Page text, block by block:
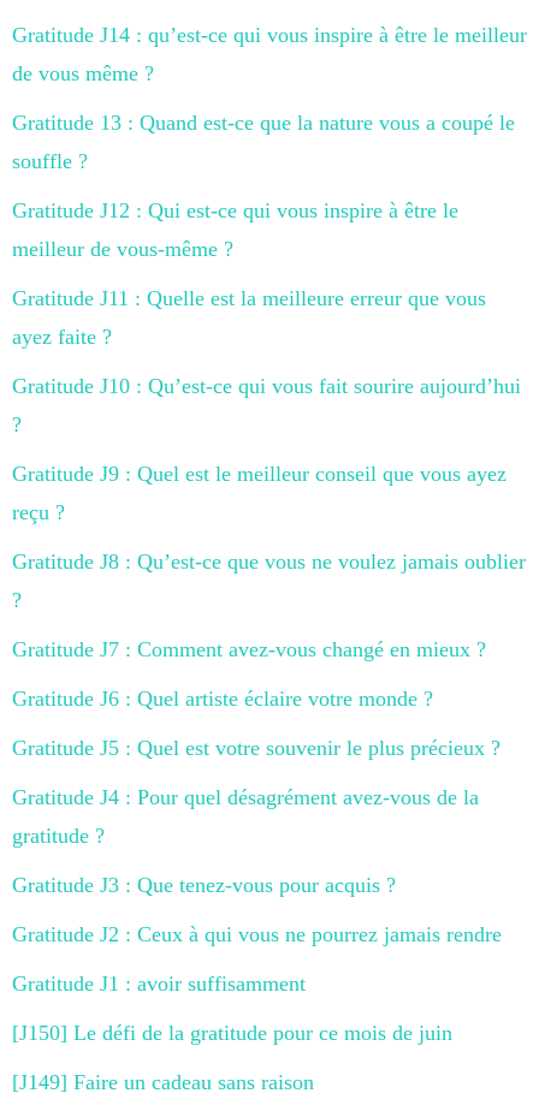
Gratitude J14 : qu’est-ce qui vous inspire à être le meilleur
de vous même ?
Gratitude 13 : Quand est-ce que la nature vous a coupé le
souffle ?
Gratitude J12 : Qui est-ce qui vous inspire à être le
meilleur de vous-même ?
Gratitude J11 : Quelle est la meilleure erreur que vous
ayez faite ?
Gratitude J10 : Qu’est-ce qui vous fait sourire aujourd’hui
?
Gratitude J9 : Quel est le meilleur conseil que vous ayez
reçu ?
Gratitude J8 : Qu’est-ce que vous ne voulez jamais oublier
?
Gratitude J7 : Comment avez-vous changé en mieux ?
Gratitude J6 : Quel artiste éclaire votre monde ?
Gratitude J5 : Quel est votre souvenir le plus précieux ?
Gratitude J4 : Pour quel désagrément avez-vous de la
gratitude ?
Gratitude J3 : Que tenez-vous pour acquis ?
Gratitude J2 : Ceux à qui vous ne pourrez jamais rendre
Gratitude J1 : avoir suffisamment
[J150] Le défi de la gratitude pour ce mois de juin
[J149] Faire un cadeau sans raison